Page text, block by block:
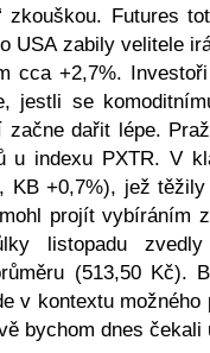
zkouškou. Futures
USA zabily velitele
cca +2,7%.
jestli se
začne dařit lépe.
u indexu PXTR. V
KB +0,7%), jež
projít vybíráním
listopadu
(513,50 Kč).
v kontextu
bychom dnes